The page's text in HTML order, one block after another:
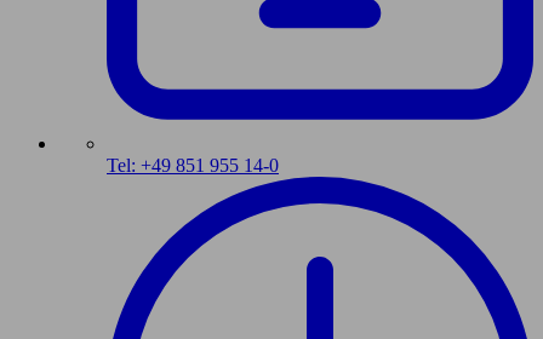
Tel: +49 851 955 14-0